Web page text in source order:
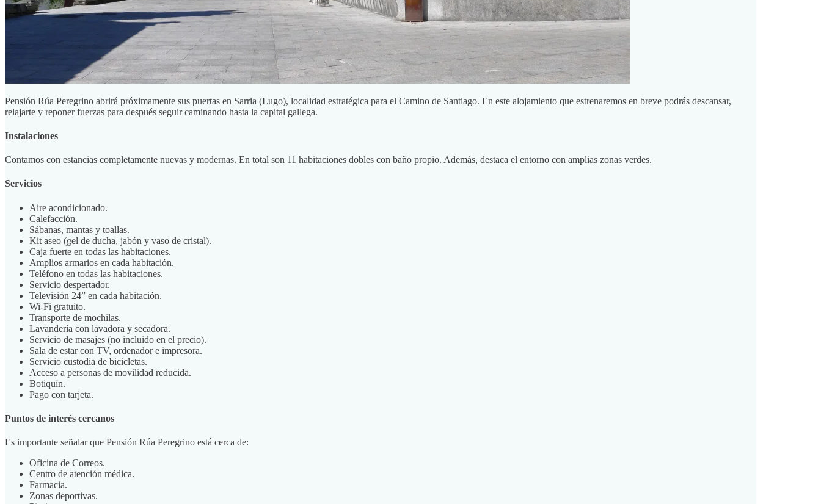
Pensión Rúa Peregrino abrirá próximamente sus puertas en Sarria (Lugo), localidad estratégica para el Camino de Santiago. En este alojamiento que estrenaremos en breve podrás descansar,
relajarte y reponer fuerzas para después seguir caminando hasta la capital gallega.
Instalaciones
Contamos con estancias completamente nuevas y modernas. En total son 11 habitaciones dobles con baño propio. Además, destaca el entorno con amplias zonas verdes.
Servicios
Aire acondicionado.
Calefacción.
Sábanas, mantas y toallas.
Kit aseo (gel de ducha, jabón y vaso de cristal).
Caja fuerte en todas las habitaciones.
Amplios armarios en cada habitación.
Teléfono en todas las habitaciones.
Servicio despertador.
Televisión 24” en cada habitación.
Wi-Fi gratuito.
Transporte de mochilas.
Lavandería con lavadora y secadora.
Servicio de masajes (no incluido en el precio).
Sala de estar con TV, ordenador e impresora.
Servicio custodia de bicicletas.
Acceso a personas de movilidad reducida.
Botiquín.
Pago con tarjeta.
Puntos de interés cercanos
Es importante señalar que Pensión Rúa Peregrino está cerca de:
Oficina de Correos.
Centro de atención médica.
Farmacia.
Zonas deportivas.